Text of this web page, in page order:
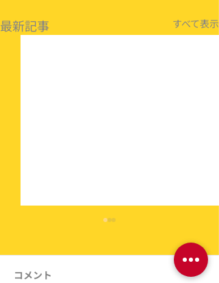
最新記事 すべて表示
コメント